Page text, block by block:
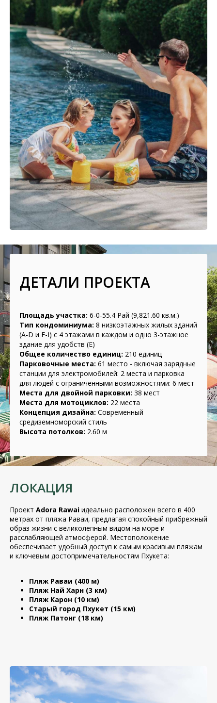
ДЕТАЛИ ПРОЕКТА
Площадь участка: 6-0-55.4 Рай (9,821.60 кв.м.)
Тип кондоминиума: 8 низкоэтажных жилых зданий
(A-D и F-I) с 4 этажами в каждом и одно 3-этажное
здание для удобств (E)
Общее количество единиц: 210 единиц
Парковочные места: 61 место - включая зарядные
станции для электромобилей: 2 места и парковка
для людей с ограниченными возможностями: 6 мест
Места для двойной парковки: 38 мест
Места для мотоциклов: 22 места
Концепция дизайна: Современный
средиземноморский стиль
Высота потолков: 2.60 м
ЛОКАЦИЯ
Проект Adora Rawai идеально расположен всего в 400
метрах от пляжа Раваи, предлагая спокойный прибрежный
образ жизни с великолепным видом на море и
расслабляющей атмосферой. Местоположение
обеспечивает удобный доступ к самым красивым пляжам
и ключевым достопримечательностям Пхукета:
Пляж Раваи (400 м)
Пляж Най Харн (3 км)
Пляж Карон (10 км)
Старый город Пхукет (15 км)
Пляж Патонг (18 км)